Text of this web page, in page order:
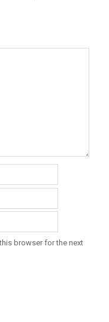
browser for the next